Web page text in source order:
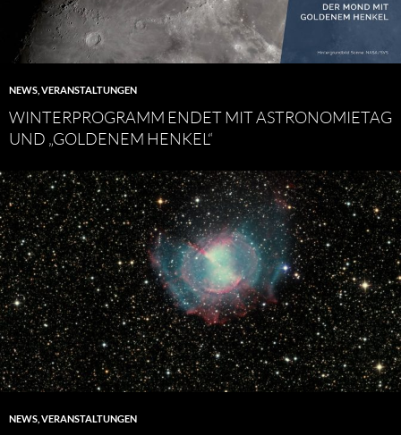
NEWS VERANSTALTUNGEN
WINTERPROGRAMM ENDET MIT ASTRONOMIETAG
UND „GOLDENEM HENKEL“
NEWS VERANSTALTUNGEN